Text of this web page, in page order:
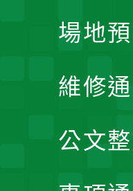
場地
維修
公文